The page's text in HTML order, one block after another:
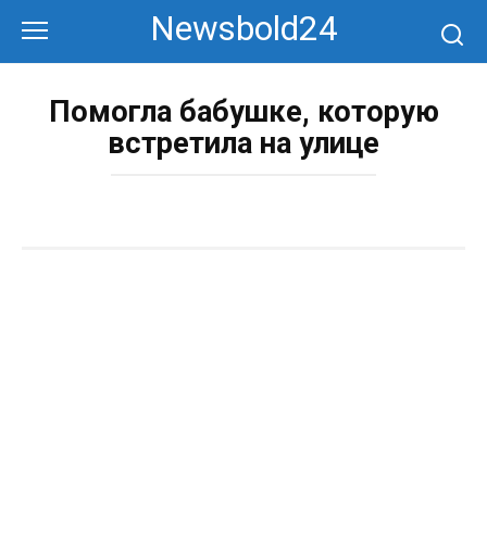
контенту
Newsbold24
Помогла бабушке, которую
встретила на улице